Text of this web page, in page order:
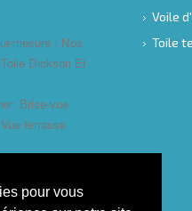
pour vous
mesure : Nos
Dickson Et
Brise-vue
terrasse
Voile
Toile